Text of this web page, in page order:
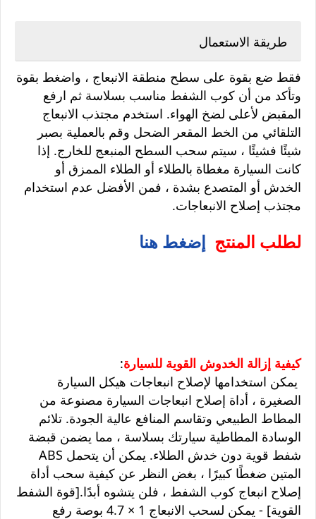
طريقة الاستعمال
فقط ضع بقوة على سطح منطقة الانبعاج ، واضغط بقوة
وتأكد من أن كوب الشفط مناسب بسلاسة ثم ارفع
المقبض لأعلى لضخ الهواء. استخدم مجتذب الانبعاج
التلقائي من الخط المقعر الضحل وقم بالعملية بصبر
شيئًا فشيئًا ، سيتم سحب السطح المنبعج للخارج. إذا
كانت السيارة مغطاة بالطلاء أو الطلاء الممزق أو
الخدش أو المتصدع بشدة ، فمن الأفضل عدم استخدام
مجتذب إصلاح الانبعاجات.
لطلب المنتج إضغط هنا
كيفية إزالة الخدوش القوية للسيارة:
يمكن استخدامها لإصلاح انبعاجات هيكل السيارة
الصغيرة ، أداة إصلاح انبعاجات السيارة مصنوعة من
المطاط الطبيعي وتقاسم المنافع عالية الجودة. تلائم
الوسادة المطاطية سيارتك بسلاسة ، مما يضمن قبضة
شفط قوية دون خدش الطلاء. يمكن أن يتحمل ABS
المتين ضغطًا كبيرًا ، بغض النظر عن كيفية سحب أداة
إصلاح انبعاج كوب الشفط ، فلن يتشوه أبدًا.[قوة الشفط
القوية] - يمكن لسحب الانبعاج 1 × 4.7 بوصة رفع